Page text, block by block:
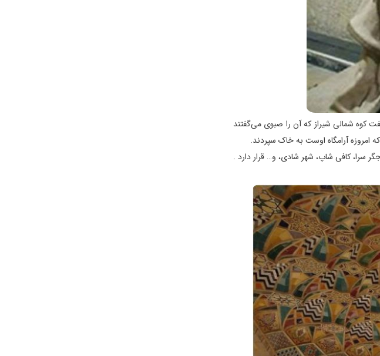
کوه شمالی شیراز که آن را صبوی می‌گفتند
سرا، کافی شاپ، شهر شادی، و… قرار دارد .